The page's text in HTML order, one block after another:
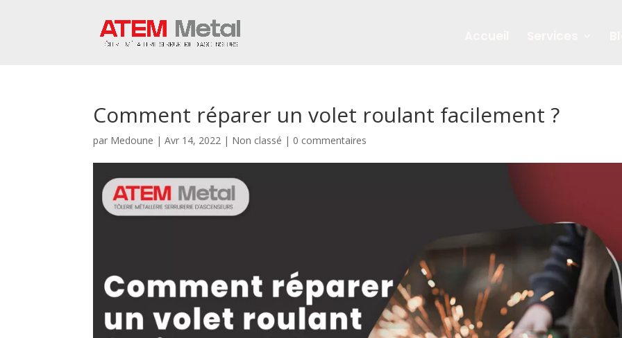
Comment réparer un volet roulant facilement ?
par Medoune |Avr 14, 2022 | Non classé | 0 commentaires